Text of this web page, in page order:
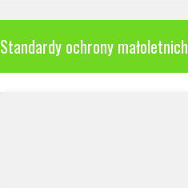
Standardy ochrony małoletnich